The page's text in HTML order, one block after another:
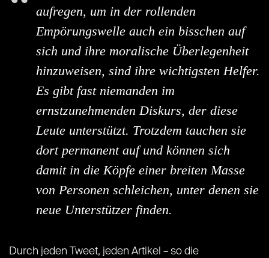
aufregen, um in der rollenden
Empörungswelle auch ein bisschen auf
sich und ihre moralische Überlegenheit
hinzuweisen, sind ihre wichtigsten Helfer.
Es gibt fast niemanden im
ernstzunehmenden Diskurs, der diese
Leute unterstützt. Trotzdem tauchen sie
dort permanent auf und können sich
damit in die Köpfe einer breiten Masse
von Personen schleichen, unter denen sie
neue Unterstützer finden.
Durch jeden Tweet, jeden Artikel – so die